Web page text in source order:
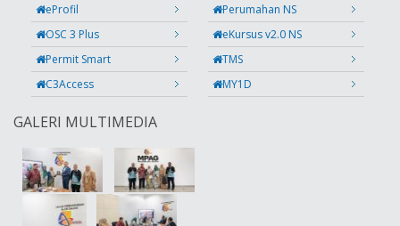
eProfil
Perumahan NS
OSC 3 Plus
eKursus v2.0 NS
Permit Smart
TMS
C3Access
MY1D
GALERI MULTIMEDIA